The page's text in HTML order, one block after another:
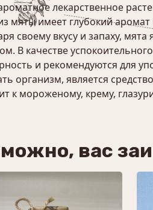
лекарственное
мяты имеет глубокий
своему вкусу и запаху,
В качестве
и рекомендуются для
организм, является
к мороженому, крему,
вас